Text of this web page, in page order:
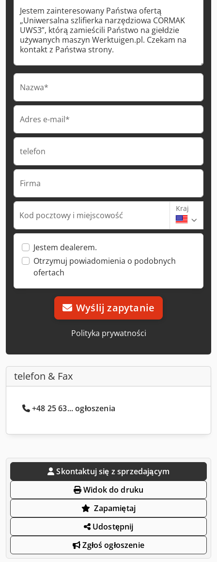
Nazwa*
Adres e-mail*
telefon
Firma
Kod pocztowy i miejscowość
Kraj
Jestem dealerem.
Otrzymuj powiadomienia o podobnych
ofertach
Wyślij zapytanie
Polityka prywatności
telefon & Fax
+48 25 63... ogłoszenia
Skontaktuj się z sprzedającym
Widok do druku
Zapamiętaj
Udostępnij
Zgłoś ogłoszenie